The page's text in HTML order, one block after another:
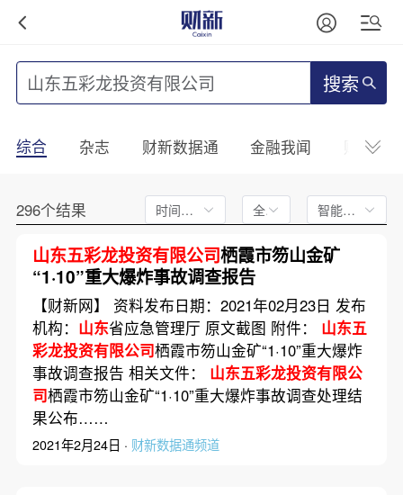
搜索
综合 杂志 财新数据通 金融我闻 财新
296个结果 时间不限 全文 智能排序
山东五彩龙投资有限公司栖霞市笏山金矿
“1·10”重大爆炸事故调查报告
【财新网】 资料发布日期：2021年02月23日 发布
机构： 山东省应急管理厅 原文截图 附件： 山东五
彩龙投资有限公司栖霞市笏山金矿“1·10”重大爆炸
事故调查报告 相关文件： 山东五彩龙投资有限公
司栖霞市笏山金矿“1·10”重大爆炸事故调查处理结
果公布……
2021年2月24日 · 财新数据通频道